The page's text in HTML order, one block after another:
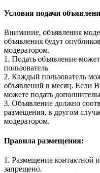
Условия подачи
Внимание, объявления
объявления будут
модератором.
1. Подать объявление
пользователь
2. Каждый пользователь
объявлений в месяц. Если
можете подать
3. Объявление должно
размещения, в другом
модератором.
Правила размещения:
1. Размещение контактной
запрещено.